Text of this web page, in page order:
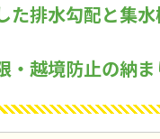
た排水勾配と集
・越境防止の納